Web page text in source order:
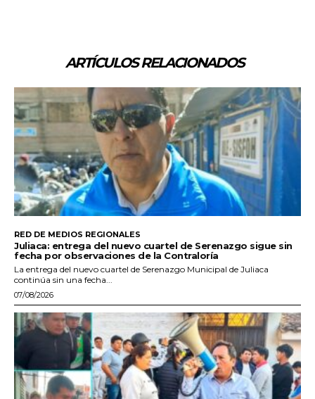
ARTÍCULOS RELACIONADOS
RED DE MEDIOS REGIONALES
Juliaca: entrega del nuevo cuartel de Serenazgo sigue sin
fecha por observaciones de la Contraloría
La entrega del nuevo cuartel de Serenazgo Municipal de Juliaca
continúa sin una fecha...
07/08/2026